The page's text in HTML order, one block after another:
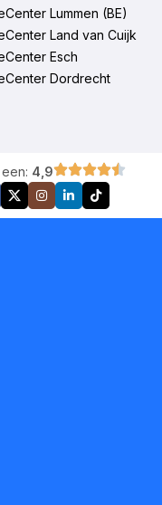
Lummen (BE)
Land van Cuijk
Esch
Dordrecht
4,9